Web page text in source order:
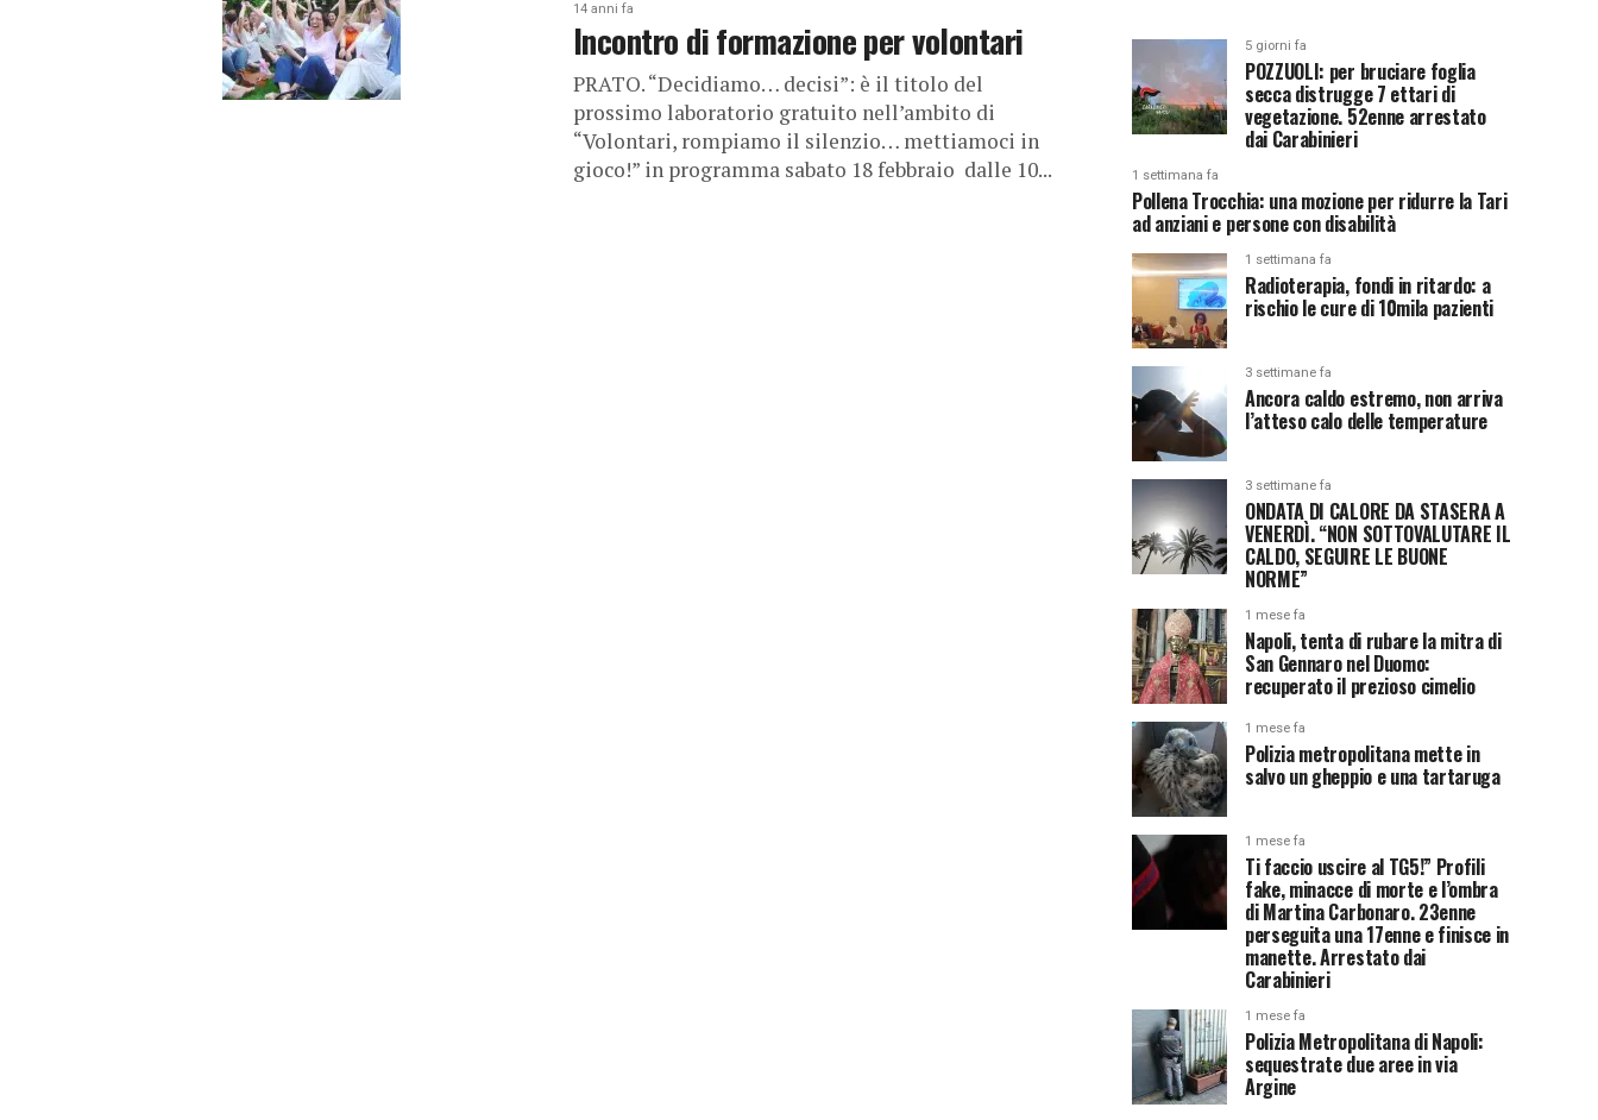
14 anni fa
Incontro di formazione per volontari
PRATO. “Decidiamo… decisi”: è il titolo del
prossimo laboratorio gratuito nell’ambito di
“Volontari, rompiamo il silenzio… mettiamoci in
gioco!” in programma sabato 18 febbraio dalle 10...
5 giorni fa
POZZUOLI: per bruciare foglia
secca distrugge 7 ettari di
vegetazione. 52enne arrestato
dai Carabinieri
1 settimana fa
Pollena Trocchia: una mozione per ridurre la Tari
ad anziani e persone con disabilità
1 settimana fa
Radioterapia, fondi in ritardo: a
rischio le cure di 10mila pazienti
3 settimane fa
Ancora caldo estremo, non arriva
l’atteso calo delle temperature
3 settimane fa
ONDATA DI CALORE DA STASERA A
VENERDÌ. “NON SOTTOVALUTARE IL
CALDO, SEGUIRE LE BUONE
NORME”
1 mese fa
Napoli, tenta di rubare la mitra di
San Gennaro nel Duomo:
recuperato il prezioso cimelio
1 mese fa
Polizia metropolitana mette in
salvo un gheppio e una tartaruga
1 mese fa
Ti faccio uscire al TG5!” Profili
fake, minacce di morte e l’ombra
di Martina Carbonaro. 23enne
perseguita una 17enne e finisce in
manette. Arrestato dai
Carabinieri
1 mese fa
Polizia Metropolitana di Napoli:
sequestrate due aree in via
Argine